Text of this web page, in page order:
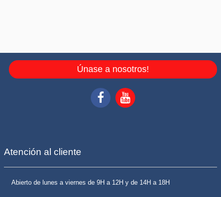
Únase a nosotros!
Atención al cliente
Abierto de lunes a viernes de 9H a 12H y de 14H a 18H